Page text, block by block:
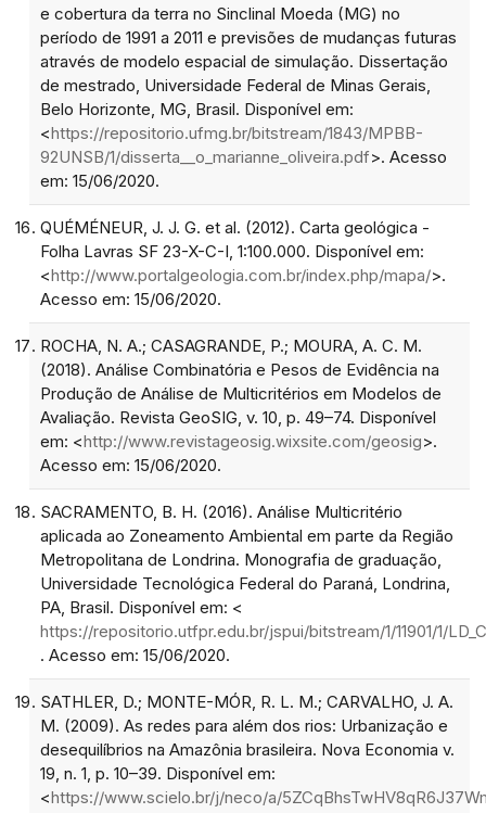
e cobertura da terra no Sinclinal Moeda (MG) no
período de 1991 a 2011 e previsões de mudanças futuras
através de modelo espacial de simulação. Dissertação
de mestrado, Universidade Federal de Minas Gerais,
Belo Horizonte, MG, Brasil. Disponível em:
<https://repositorio.ufmg.br/bitstream/1843/MPBB-
92UNSB/1/disserta__o_marianne_oliveira.pdf>. Acesso
em: 15/06/2020.
QUÉMÉNEUR, J. J. G. et al. (2012). Carta geológica -
Folha Lavras SF 23-X-C-I, 1:100.000. Disponível em:
<http://www.portalgeologia.com.br/index.php/mapa/>.
Acesso em: 15/06/2020.
ROCHA, N. A.; CASAGRANDE, P.; MOURA, A. C. M.
(2018). Análise Combinatória e Pesos de Evidência na
Produção de Análise de Multicritérios em Modelos de
Avaliação. Revista GeoSIG, v. 10, p. 49–74. Disponível
em: <http://www.revistageosig.wixsite.com/geosig>.
Acesso em: 15/06/2020.
SACRAMENTO, B. H. (2016). Análise Multicritério
aplicada ao Zoneamento Ambiental em parte da Região
Metropolitana de Londrina. Monografia de graduação,
Universidade Tecnológica Federal do Paraná, Londrina,
PA, Brasil. Disponível em: <
https://repositorio.utfpr.edu.br/jspui/bitstream/1/11901/1/
. Acesso em: 15/06/2020.
SATHLER, D.; MONTE-MÓR, R. L. M.; CARVALHO, J. A.
M. (2009). As redes para além dos rios: Urbanização e
desequilíbrios na Amazônia brasileira. Nova Economia v.
19, n. 1, p. 10–39. Disponível em:
<https://www.scielo.br/j/neco/a/